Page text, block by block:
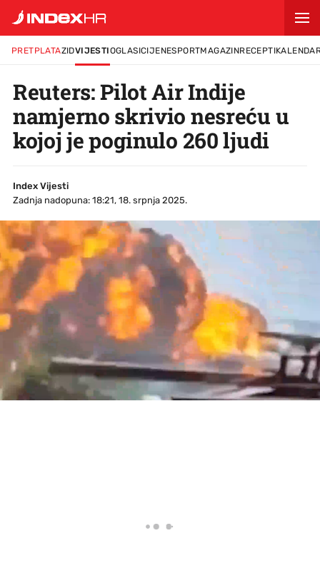
PRETPLATAZIDVIJESTIOGLASICIJENESPORTMAGAZINRECEPTI
Reuters: Pilot Air Indije
namjerno skrivio nesreću u
kojoj je poginulo 260 ljudi
Index Vijesti
Zadnja nadopuna: 18:21, 18. srpnja 2025.